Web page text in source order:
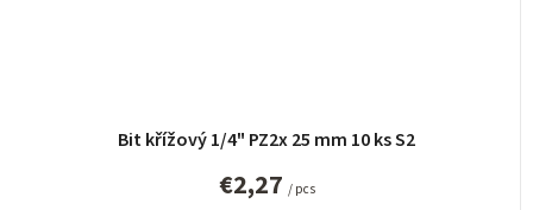
Bit křížový 1/4" PZ2x 25 mm 10 ks S2
€2,27 / pcs